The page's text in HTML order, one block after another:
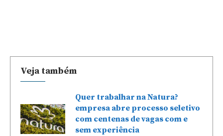
Veja também
Quer trabalhar na Natura?
empresa abre processo seletivo
com centenas de vagas com e
sem experiência